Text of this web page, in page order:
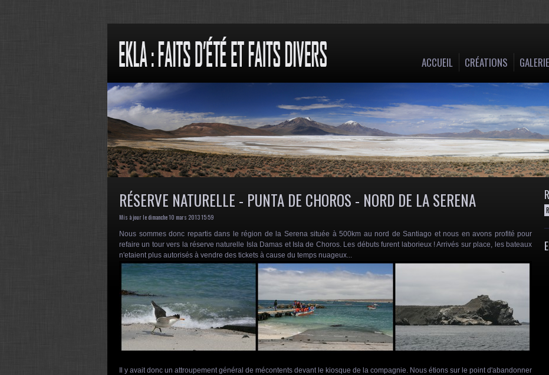
ACCUEIL CRÉATIONS
RÉSERVE NATURELLE - PUNTA DE CHOROS - NORD DE LA SERENA
Mis à jour le dimanche 10 mars 2013 15:59
Nous sommes donc repartis dans le région de la Serena située à 500km au nord de Santiago et nous en avons profité pour
refaire un tour vers la réserve naturelle Isla Damas et Isla de Choros. Les débuts furent laborieux ! Arrivés sur place, les bateaux
n'etaient plus autorisés à vendre des tickets à cause du temps nuageux...
Il y avait donc un attroupement général de mécontents devant le kiosque de la compagnie. Nous étions sur le point d'abandonner